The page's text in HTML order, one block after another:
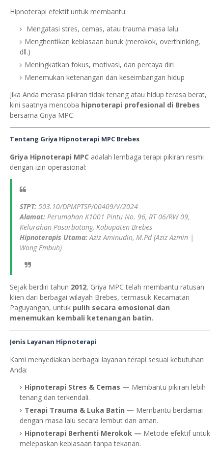
Hipnoterapi efektif untuk membantu:
Mengatasi stres, cemas, atau trauma masa lalu
Menghentikan kebiasaan buruk (merokok, overthinking,
dll.)
Meningkatkan fokus, motivasi, dan percaya diri
Menemukan ketenangan dan keseimbangan hidup
Jika Anda merasa pikiran tidak tenang atau hidup terasa berat,
kini saatnya mencoba hipnoterapi profesional di Brebes
bersama Griya MPC.
Tentang Griya Hipnoterapi MPC Brebes
Griya Hipnoterapi MPC adalah lembaga terapi pikiran resmi
dengan izin operasional:
STPT: 503.10/DPMPTSP/00409/V/2024
Alamat: Perumahan K1001 Pintu No. 96, RT 06/RW 09,
Kelurahan Pasarbatang, Kabupaten Brebes
Hipnoterapis Utama:Aziz Aminudin, M.Pd (Aziz Azmin |
Wong Embuh)
Sejak berdiri tahun 2012, Griya MPC telah membantu ratusan
klien dari berbagai wilayah Brebes, termasuk Kecamatan
Paguyangan, untuk pulih secara emosional dan
menemukan kembali ketenangan batin.
Jenis Layanan Hipnoterapi
Kami menyediakan berbagai layanan terapi sesuai kebutuhan
Anda:
Hipnoterapi Stres & Cemas — Membantu pikiran lebih
tenang dan terkendali.
Terapi Trauma & Luka Batin — Membantu berdamai
dengan masa lalu secara lembut dan aman.
Hipnoterapi Berhenti Merokok — Metode efektif untuk
melepaskan kebiasaan tanpa tekanan.